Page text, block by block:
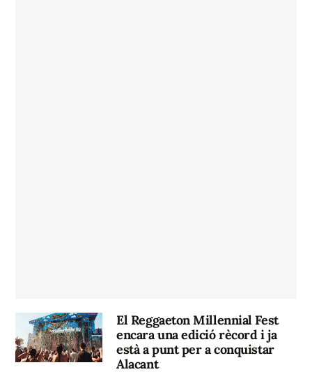
El Reggaeton Millennial Fest
encara una edició rècord i ja
està a punt per a conquistar
Alacant